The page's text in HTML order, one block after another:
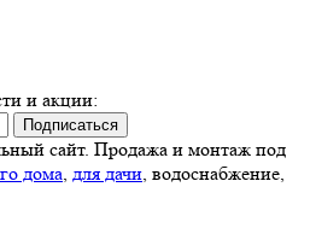
и акции:
сайт. Продажа и монтаж под
дома, для дачи, водоснабжение,